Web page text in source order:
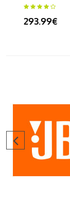
293.99€